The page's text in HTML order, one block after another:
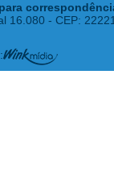
16.080 - CEP: